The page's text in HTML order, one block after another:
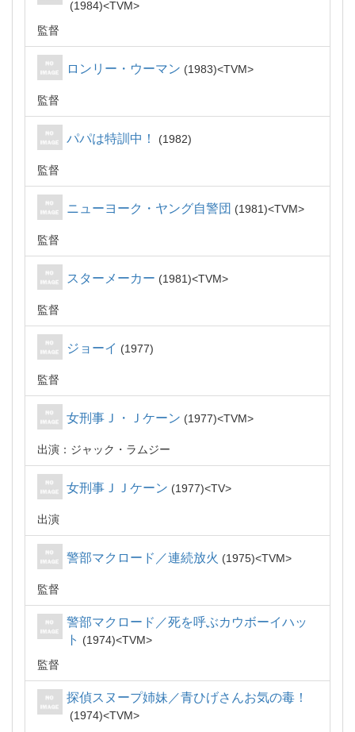
1984
TVM
監督
ロンリー・ウーマン 1983 TVM
監督
パパは特訓中！ 1982
監督
ニューヨーク・ヤング自警団 1981 TVM
監督
スターメーカー 1981 TVM
監督
ジョーイ 1977
監督
女刑事Ｊ・Ｊケーン 1977 TVM
出演：ジャック・ラムジー
女刑事ＪＪケーン 1977 TV
出演
警部マクロード／連続放火 1975 TVM
監督
警部マクロード／死を呼ぶカウボーイハッ
ト
1974
TVM
監督
探偵スヌープ姉妹／青ひげさんお気の毒！
1974
TVM